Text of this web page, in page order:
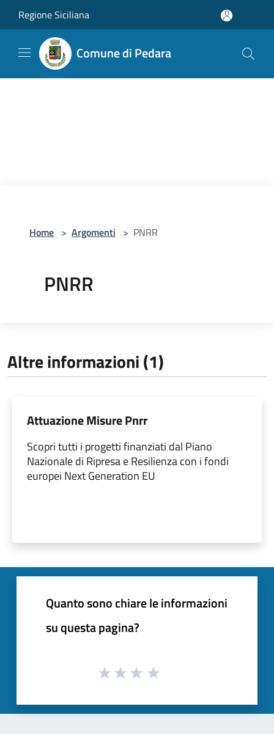
Regione Siciliana
Comune di Pedara
Home > Argomenti > PNRR
PNRR
Altre informazioni (1)
Attuazione Misure Pnrr
Scopri tutti i progetti finanziati dal Piano
Nazionale di Ripresa e Resilienza con i fondi
europei Next Generation EU
Quanto sono chiare le informazioni
su questa pagina?